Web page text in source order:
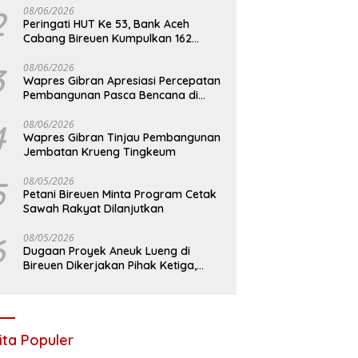
08/06/2026
Peringati HUT Ke 53, Bank Aceh
Cabang Bireuen Kumpulkan 162
08/06/2026
Wapres Gibran Apresiasi Percepatan
Pembangunan Pasca Bencana di
08/06/2026
Wapres Gibran Tinjau Pembangunan
Jembatan Krueng Tingkeum
08/05/2026
Petani Bireuen Minta Program Cetak
Sawah Rakyat Dilanjutkan
08/05/2026
Dugaan Proyek Aneuk Lueng di
Bireuen Dikerjakan Pihak Ketiga,
Populer